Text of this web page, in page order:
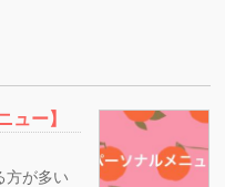
ュー】
方が多い